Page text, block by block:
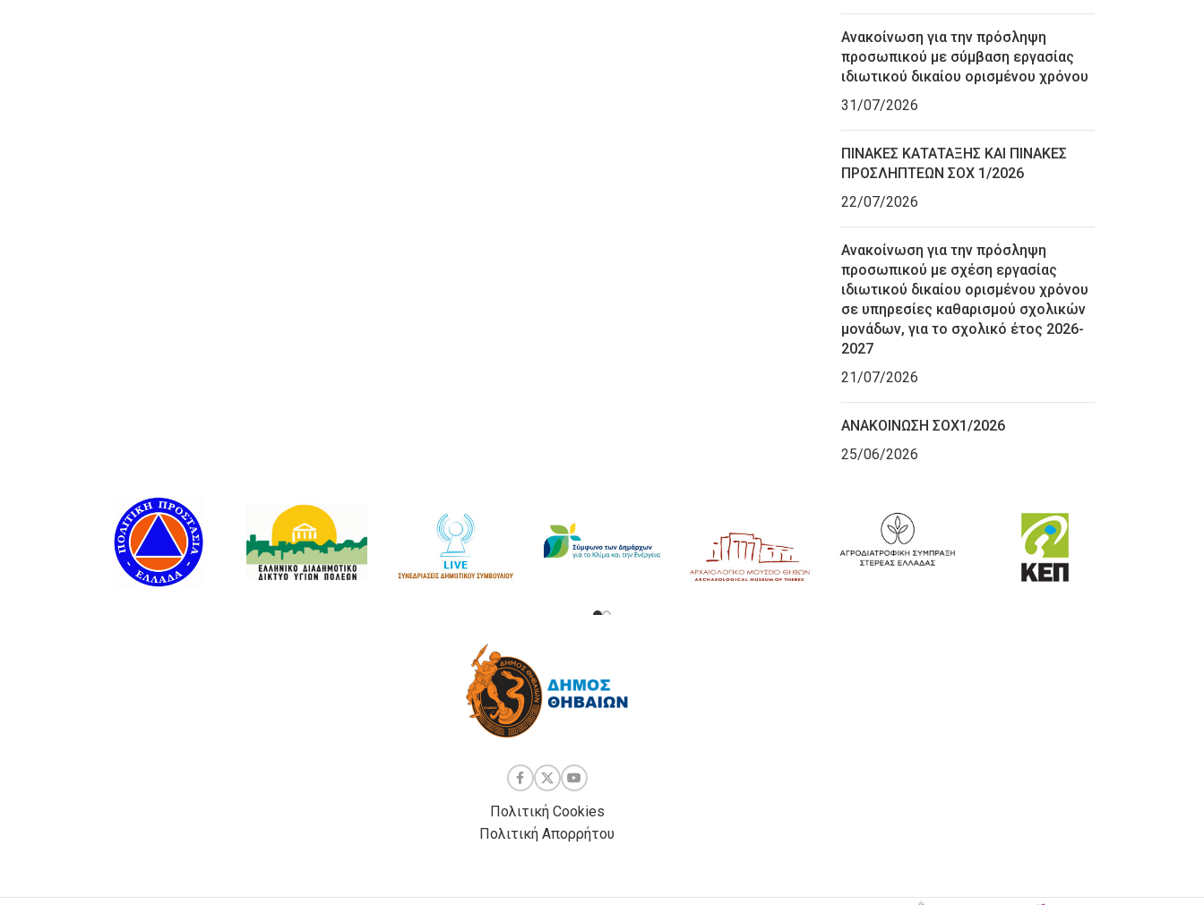
Ανακοίνωση για την πρόσληψη
προσωπικού με σύμβαση εργασίας
ιδιωτικού δικαίου ορισμένου χρόνου
31/07/2026
ΠΙΝΑΚΕΣ ΚΑΤΑΤΑΞΗΣ ΚΑΙ ΠΙΝΑΚΕΣ
ΠΡΟΣΛΗΠΤΕΩΝ ΣΟΧ 1/2026
22/07/2026
Ανακοίνωση για την πρόσληψη
προσωπικού με σχέση εργασίας
ιδιωτικού δικαίου ορισμένου χρόνου
σε υπηρεσίες καθαρισμού σχολικών
μονάδων, για το σχολικό έτος 2026-
2027
21/07/2026
ΑΝΑΚΟΙΝΩΣΗ ΣΟΧ1/2026
25/06/2026
Πολιτική Cookies
Πολιτική Απορρήτου